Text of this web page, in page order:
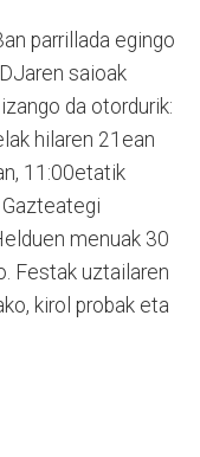
parrillada egingo
saioak
da otordurik:
hilaren 21ean
11:00etatik
menuak 30
Festak uztailaren
kirol probak eta